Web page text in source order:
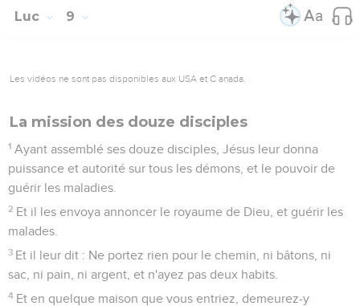
Luc 9
Les vidéos ne sont pas disponibles aux USA et C anada.
La mission des douze disciples
1 Ayant assemblé ses douze disciples, Jésus leur donna
puissance et autorité sur tous les démons, et le pouvoir de
guérir les maladies.
2 Et il les envoya annoncer le royaume de Dieu, et guérir les
malades.
3 Et il leur dit : Ne portez rien pour le chemin, ni bâtons, ni
sac, ni pain, ni argent, et n'ayez pas deux habits.
4 Et en quelque maison que vous entriez, demeurez-y